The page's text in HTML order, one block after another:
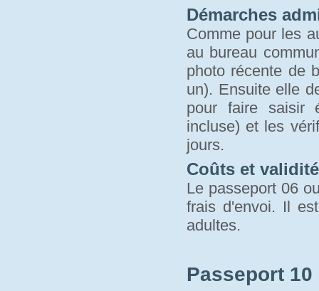
Démarches
Comme pour les
au bureau
photo récente de
un). Ensuite elle
pour faire saisir
incluse) et les
jours.
Coûts et
Le passeport 06
frais d'envoi. Il
adultes.
Passeport 10